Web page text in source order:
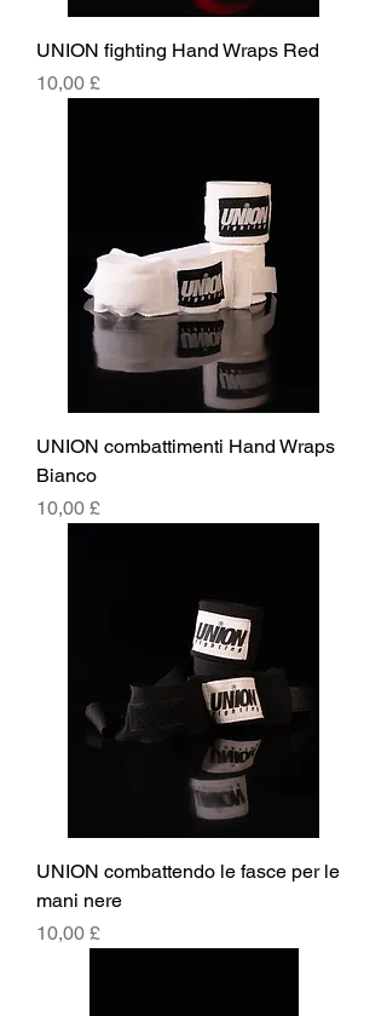
UNION fighting Hand Wraps Red
Prezzo
10,00 £
UNION combattimenti Hand Wraps
Bianco
Prezzo
10,00 £
UNION combattendo le fasce per le
mani nere
Prezzo
10,00 £